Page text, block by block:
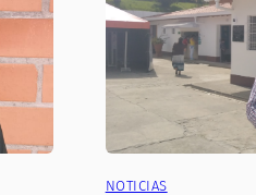
NOTICIAS